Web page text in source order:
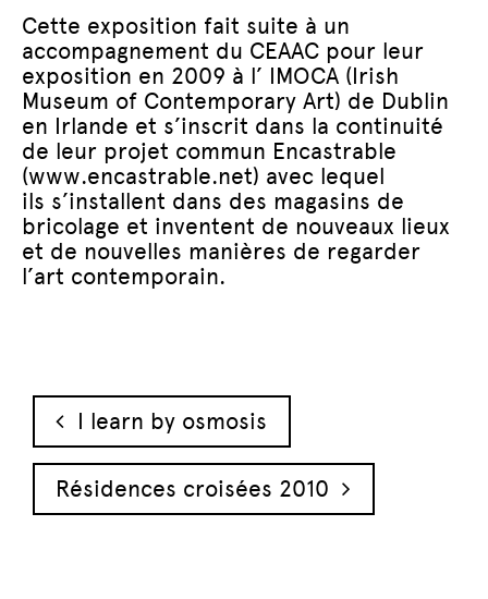
Cette exposition fait suite à un
accompagnement du CEAAC pour leur
exposition en 2009 à l’ IMOCA (Irish
Museum of Contemporary Art) de Dublin
en Irlande et s’inscrit dans la continuité
de leur projet commun Encastrable
(www.encastrable.net) avec lequel
ils s’installent dans des magasins de
bricolage et inventent de nouveaux lieux
et de nouvelles manières de regarder
l’art contemporain.
Navigation des articles
I learn by osmosis
Résidences croisées 2010